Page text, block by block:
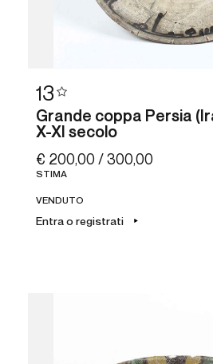
13
Grande coppa Persia
X-XI secolo
€ 200,00 / 300,00
STIMA
VENDUTO
Entra o registrati